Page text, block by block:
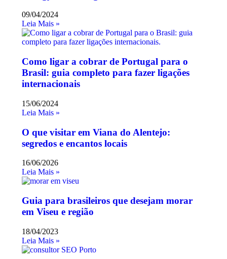
09/04/2024
Leia Mais »
Como ligar a cobrar de Portugal para o
Brasil: guia completo para fazer ligações
internacionais
15/06/2024
Leia Mais »
O que visitar em Viana do Alentejo:
segredos e encantos locais
16/06/2026
Leia Mais »
Guia para brasileiros que desejam morar
em Viseu e região
18/04/2023
Leia Mais »